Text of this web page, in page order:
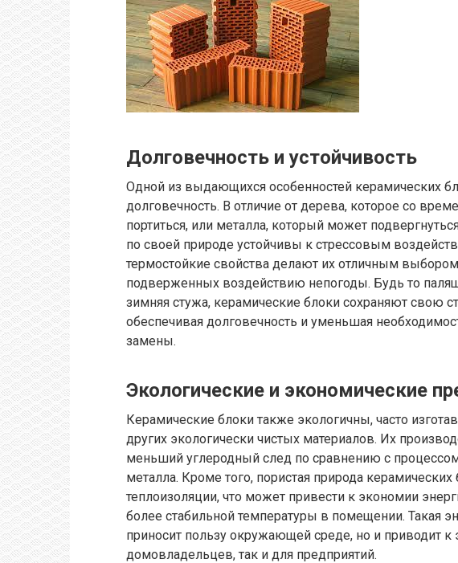
Долговечность и устойчивость
Одной из выдающихся особенностей керамических
долговечность. В отличие от дерева, которое со
портиться, или металла, который может
по своей природе устойчивы к стрессовым
термостойкие свойства делают их отличным
подверженных воздействию непогоды. Будь то
зимняя стужа, керамические блоки сохраняют свою
обеспечивая долговечность и уменьшая
замены.
Экологические и экономические
Керамические блоки также экологичны, часто
других экологически чистых материалов. Их
меньший углеродный след по сравнению с
металла. Кроме того, пористая природа
теплоизоляции, что может привести к экономии
более стабильной температуры в помещении. Такая
приносит пользу окружающей среде, но и приводит к
домовладельцев, так и для предприятий.